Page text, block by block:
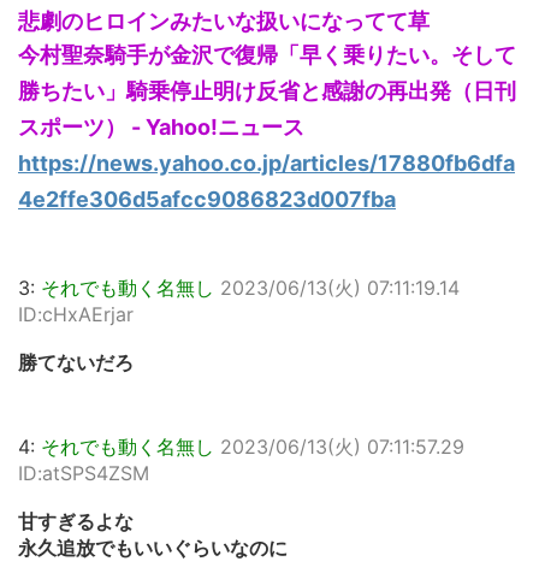
悲劇のヒロインみたいな扱いになってて草
今村聖奈騎手が金沢で復帰「早く乗りたい。そして
勝ちたい」騎乗停止明け反省と感謝の再出発（日刊
スポーツ） - Yahoo!ニュース
https://news.yahoo.co.jp/articles/17880fb6dfa
4e2ffe306d5afcc9086823d007fba
3: それでも動く名無し 2023/06/13(火) 07:11:19.14
ID:cHxAErjar
勝てないだろ
4: それでも動く名無し 2023/06/13(火) 07:11:57.29
ID:atSPS4ZSM
甘すぎるよな
永久追放でもいいぐらいなのに